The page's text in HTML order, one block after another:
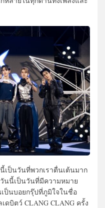
นี้เป็นวันที่พวกเราตื่นเต้นมาก
นนี้เป็นวันที่มีความหมาย
เป็นบอยกรุ๊ปที่ภูมิใจในชื่อ
ดบิตว์ CLANG CLANG ครั้ง